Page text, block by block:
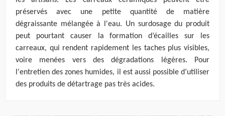
préservés avec une petite quantité de matière
dégraissante mélangée à l'eau. Un surdosage du produit
peut pourtant causer la formation d’écailles sur les
carreaux, qui rendent rapidement les taches plus visibles,
voire menées vers des dégradations légères. Pour
l'entretien des zones humides, il est aussi possible d’utiliser
des produits de détartrage pas très acides.